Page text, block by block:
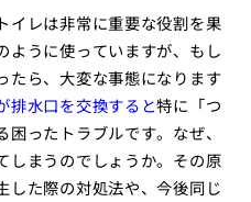
イレは非常に重要な役割を果
ように使っていますが、もし
たら、大変な事態になります
排水口を交換すると特に「つ
ったトラブルです。なぜ、
しまうのでしょうか。その原
した際の対処法や、今後同じ